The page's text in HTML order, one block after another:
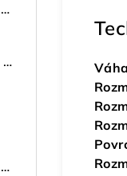
Nerezový vrut zápustná hlava ø 4 mm TORX A2
Konstrukční vrut zápustná hlava ø 6 TX30 ZŽ
Nerezový vrut zápustná hlava ø 5 mm TORX A2